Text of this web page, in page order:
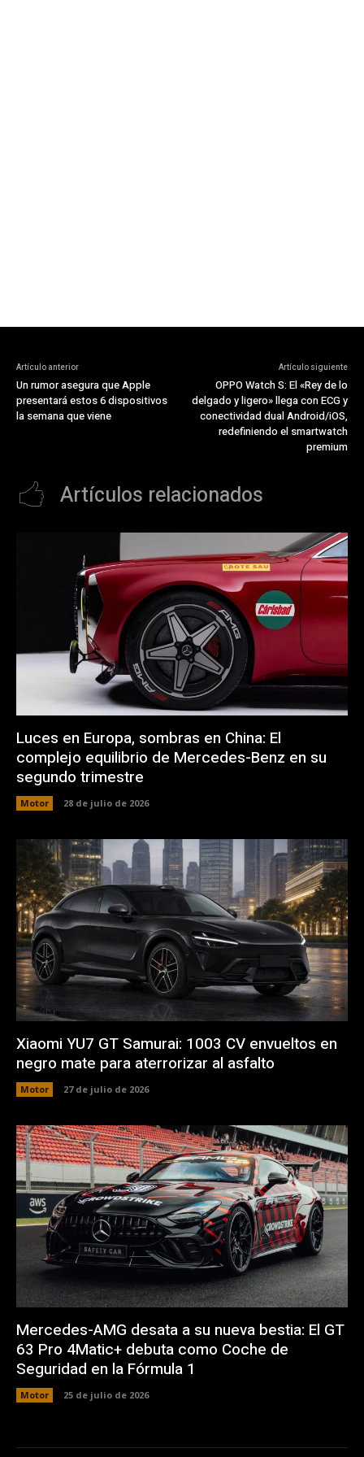
Artículo anterior
Un rumor asegura que Apple
presentará estos 6 dispositivos
la semana que viene
Artículo siguiente
OPPO Watch S: El «Rey de lo
delgado y ligero» llega con ECG y
conectividad dual Android/iOS,
redefiniendo el smartwatch
premium
Artículos relacionados
Luces en Europa, sombras en China: El
complejo equilibrio de Mercedes-Benz en su
segundo trimestre
Motor 28 de julio de 2026
Xiaomi YU7 GT Samurai: 1003 CV envueltos en
negro mate para aterrorizar al asfalto
Motor 27 de julio de 2026
Mercedes-AMG desata a su nueva bestia: El GT
63 Pro 4Matic+ debuta como Coche de
Seguridad en la Fórmula 1
Motor 25 de julio de 2026